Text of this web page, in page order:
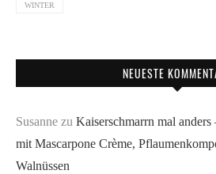
WINTER
NEUESTE
Susanne zu Kaiserschmarrn mal
mit Mascarpone Crème,
Walnüssen